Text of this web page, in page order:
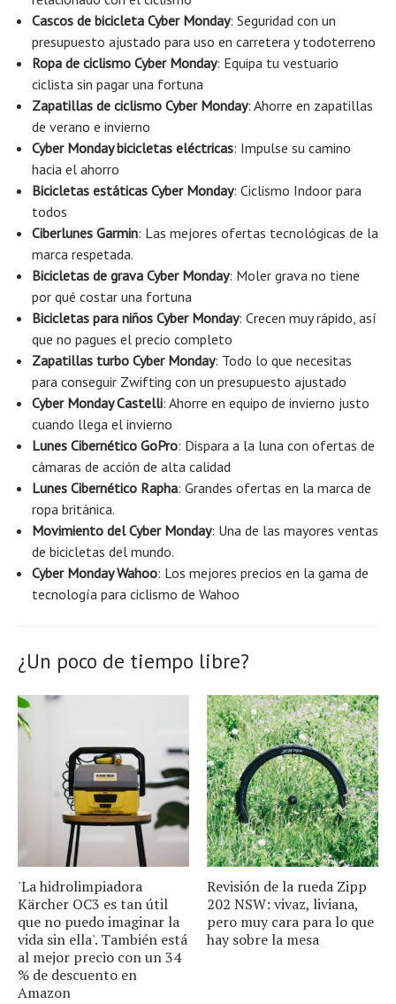
Cascos de bicicleta Cyber ​​Monday: Seguridad con un
presupuesto ajustado para uso en carretera y todoterreno
Ropa de ciclismo Cyber ​​Monday: Equipa tu vestuario
ciclista sin pagar una fortuna
Zapatillas de ciclismo Cyber ​​Monday: Ahorre en zapatillas
de verano e invierno
Cyber ​​Monday bicicletas eléctricas: Impulse su camino
hacia el ahorro
Bicicletas estáticas Cyber ​​Monday: Ciclismo Indoor para
todos
Ciberlunes Garmin: Las mejores ofertas tecnológicas de la
marca respetada.
Bicicletas de grava Cyber ​​Monday: Moler grava no tiene
por qué costar una fortuna
Bicicletas para niños Cyber ​​Monday: Crecen muy rápido, así
que no pagues el precio completo
Zapatillas turbo Cyber ​​Monday: Todo lo que necesitas
para conseguir Zwifting con un presupuesto ajustado
Cyber ​​Monday Castelli: Ahorre en equipo de invierno justo
cuando llega el invierno
Lunes Cibernético GoPro: Dispara a la luna con ofertas de
cámaras de acción de alta calidad
Lunes Cibernético Rapha: Grandes ofertas en la marca de
ropa británica.
Movimiento del Cyber ​​Monday: Una de las mayores ventas
de bicicletas del mundo.
Cyber ​​Monday Wahoo: Los mejores precios en la gama de
tecnología para ciclismo de Wahoo
¿Un poco de tiempo libre?
'La hidrolimpiadora
Kärcher OC3 es tan útil
que no puedo imaginar la
vida sin ella'. También está
al mejor precio con un 34
% de descuento en
Amazon
Revisión de la rueda Zipp
202 NSW: vivaz, liviana,
pero muy cara para lo que
hay sobre la mesa